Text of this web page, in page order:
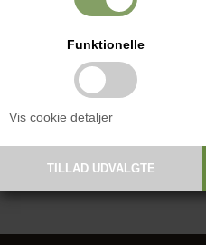
Funktionelle
Vis cookie detaljer
Vejledning:
- Opløs produktet i en lille smule
omrøring.
mosten eller saften.